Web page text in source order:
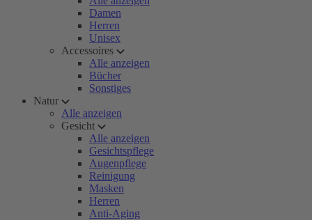
Damen
Herren
Unisex
Accessoires
Alle anzeigen
Bücher
Sonstiges
Natur
Alle anzeigen
Gesicht
Alle anzeigen
Gesichtspflege
Augenpflege
Reinigung
Masken
Herren
Anti-Aging